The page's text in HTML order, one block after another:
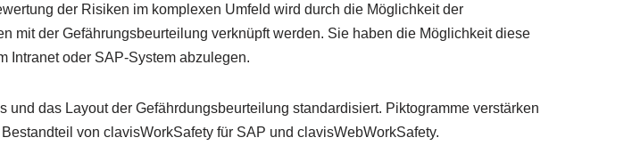
der Risiken im komplexen Umfeld wird durch die Möglichkeit der
mit der Gefährungsbeurteilung verknüpft werden. Sie haben die Möglichkeit diese
Intranet oder SAP-System abzulegen.
das Layout der Gefährdungsbeurteilung standardisiert. Piktogramme verstärken
von clavisWorkSafety für SAP und clavisWebWorkSafety.